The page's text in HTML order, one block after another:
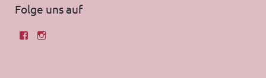
Folge uns auf